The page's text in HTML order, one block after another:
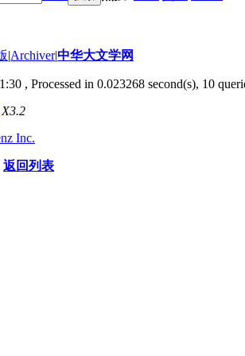
|Archiver|中华大文学网
, Processed in 0.023268 second(s), 10
X3.2
Inc.
返回列表